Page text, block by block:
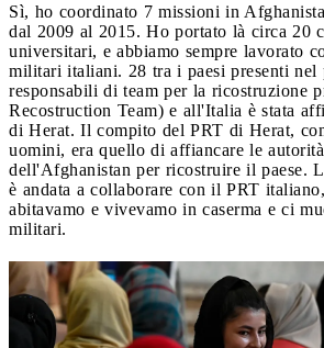
Sì, ho coordinato 7 missioni in
dal 2009 al 2015. Ho portato là circa 20
universitari, e abbiamo sempre lavorato
militari italiani. 28 tra i paesi presenti nel
responsabili di team per la ricostruzione
Recostruction Team) e all'Italia è stata
di Herat. Il compito del PRT di Herat,
uomini, era quello di affiancare le
dell'Afghanistan per ricostruire il paese.
è andata a collaborare con il PRT
abitavamo e vivevamo in caserma e ci
militari.